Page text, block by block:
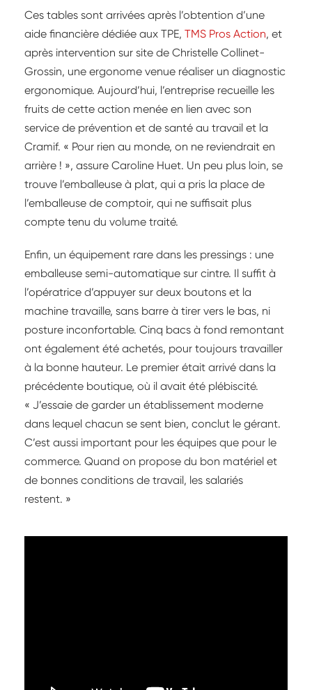
Ces tables sont arrivées après l’obtention d’une
aide financière dédiée aux TPE, TMS Pros Action, et
après intervention sur site de Christelle Collinet-
Grossin, une ergonome venue réaliser un diagnostic
ergonomique. Aujourd’hui, l’entreprise recueille les
fruits de cette action menée en lien avec son
service de prévention et de santé au travail et la
Cramif. « Pour rien au monde, on ne reviendrait en
arrière ! », assure Caroline Huet. Un peu plus loin, se
trouve l’emballeuse à plat, qui a pris la place de
l’emballeuse de comptoir, qui ne suffisait plus
compte tenu du volume traité.
Enfin, un équipement rare dans les pressings : une
emballeuse semi-automatique sur cintre. Il suffit à
l’opératrice d’appuyer sur deux boutons et la
machine travaille, sans barre à tirer vers le bas, ni
posture inconfortable. Cinq bacs à fond remontant
ont également été achetés, pour toujours travailler
à la bonne hauteur. Le premier était arrivé dans la
précédente boutique, où il avait été plébiscité.
« J’essaie de garder un établissement moderne
dans lequel chacun se sent bien, conclut le gérant.
C’est aussi important pour les équipes que pour le
commerce. Quand on propose du bon matériel et
de bonnes conditions de travail, les salariés
restent. »